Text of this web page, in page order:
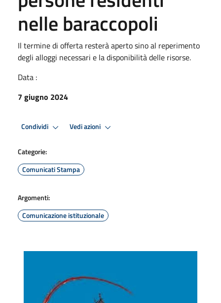
nelle baraccopoli
Il termine di offerta resterà aperto sino al reperimento
degli alloggi necessari e la disponibilità delle risorse.
Data :
7 giugno 2024
Condividi Vedi azioni
Categorie:
Comunicati Stampa
Argomenti:
Comunicazione istituzionale